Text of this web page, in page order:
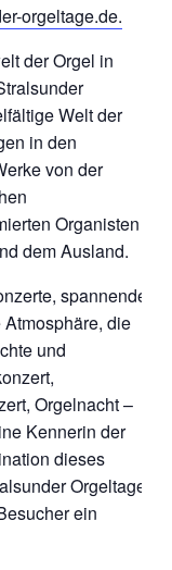
orgeltage.de.
der Orgel in
Welt der
in den
von der
Organisten
dem Ausland.
spannende
Atmosphäre, die
und
Orgelnacht –
Kennerin der
dieses
Orgeltage
ein